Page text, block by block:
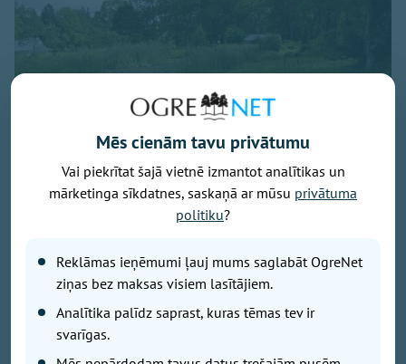
vietā starp Latvijas zaļākajiem pagastiem - šeit
bioloģiski tiek apsaimniekoti 73,4 % no visas
lauksaimniecībā izmantojamās zemes. Tas ir vairāk
nekā trīsarpus reizes virs valsts vidējā rādītāja un
vienīgais Ogres novada pagasts, kas iekļuvis
Mēs cienām tavu privātumu
Vai piekrītat šajā vietnē izmantot analītikas un
mārketinga sīkdatnes, saskaņā ar mūsu privātuma
politiku?
Reklāmas ieņēmumi ļauj mums saglabāt OgreNet
ziņas bez maksas visiem lasītājiem.
Analītika palīdz saprast, kuras tēmas tev ir
svarīgas.